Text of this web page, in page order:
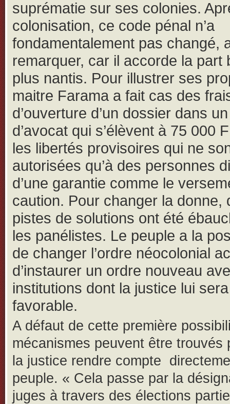
suprématie sur ses colonies.
colonisation, ce code pénal n’a
fondamentalement pas changé,
remarquer, car il accorde la part
plus nantis. Pour illustrer ses
maitre Farama a fait cas des
d’ouverture d’un dossier dans
d’avocat qui s’élèvent à 75 000
les libertés provisoires qui ne
autorisées qu’à des personnes
d’une garantie comme le
caution. Pour changer la donne,
pistes de solutions ont été
les panélistes. Le peuple a la
de changer l’ordre néocolonial
d’instaurer un ordre nouveau
institutions dont la justice lui sera
favorable.
A défaut de cette première
mécanismes peuvent être trouvés
la justice rendre compte
peuple. « Cela passe par la
juges à travers des élections